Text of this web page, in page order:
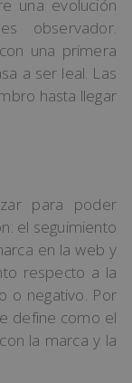
una evolución
observador.
una primera
a ser leal. Las
hasta llegar
para poder
el seguimiento
en la web y
respecto a la
o negativo. Por
define como el
la marca y la